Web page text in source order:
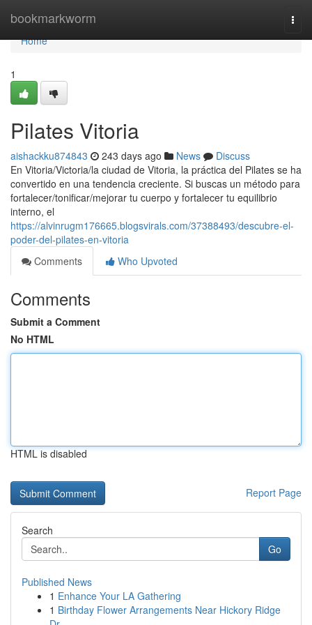
bookmarkworm
Home
Home
1
Pilates Vitoria
aishackku874843 243 days ago News
Discuss
En Vitoria/Victoria/la ciudad de Vitoria, la práctica del Pilates se ha
convertido en una tendencia creciente. Si buscas un método para
fortalecer/tonificar/mejorar tu cuerpo y fortalecer tu equilibrio
interno, el
https://alvinrugm176665.blogsvirals.com/37388493/descubre-el-
poder-del-pilates-en-vitoria
Comments
Who Upvoted
Comments
Submit a Comment
No HTML
HTML is disabled
Report Page
Search
Go
Published News
1 Enhance Your LA Gathering
1 Birthday Flower Arrangements Near Hickory Ridge